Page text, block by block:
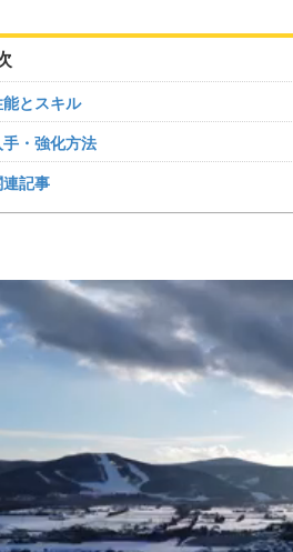
とスキル
手・強化方法
記事